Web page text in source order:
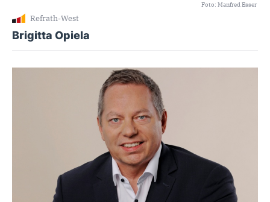
Foto: Manfred Esser
Refrath-West
Brigitta Opiela